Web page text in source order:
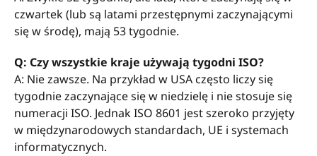
czwartek (lub są latami przestępnymi zaczynającymi
się w środę), mają 53 tygodnie.
Q: Czy wszystkie kraje używają tygodni ISO?
A: Nie zawsze. Na przykład w USA często liczy się
tygodnie zaczynające się w niedzielę i nie stosuje się
numeracji ISO. Jednak ISO 8601 jest szeroko przyjęty
w międzynarodowych standardach, UE i systemach
informatycznych.